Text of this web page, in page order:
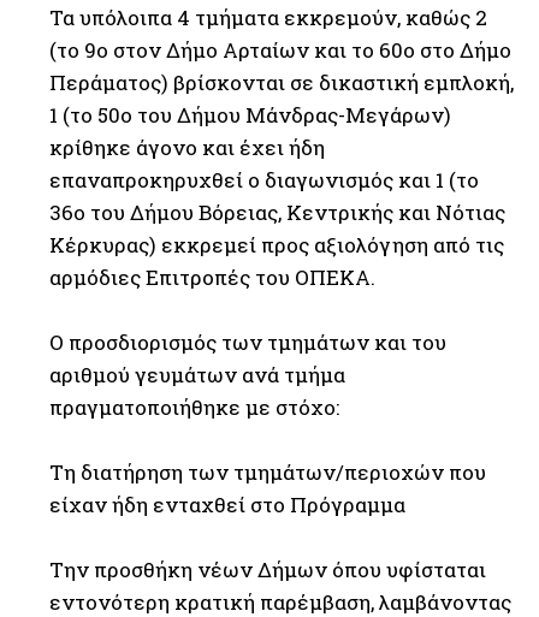
Τα υπόλοιπα 4 τμήματα εκκρεμούν, καθώς 2
(το 9ο στον Δήμο Αρταίων και το 60ο στο Δήμο
Περάματος) βρίσκονται σε δικαστική εμπλοκή,
1 (το 50ο του Δήμου Μάνδρας-Μεγάρων)
κρίθηκε άγονο και έχει ήδη
επαναπροκηρυχθεί ο διαγωνισμός και 1 (το
36ο του Δήμου Βόρειας, Κεντρικής και Νότιας
Κέρκυρας) εκκρεμεί προς αξιολόγηση από τις
αρμόδιες Επιτροπές του ΟΠΕΚΑ.
Ο προσδιορισμός των τμημάτων και του
αριθμού γευμάτων ανά τμήμα
πραγματοποιήθηκε με στόχο:
Τη διατήρηση των τμημάτων/περιοχών που
είχαν ήδη ενταχθεί στο Πρόγραμμα
Την προσθήκη νέων Δήμων όπου υφίσταται
εντονότερη κρατική παρέμβαση, λαμβάνοντας